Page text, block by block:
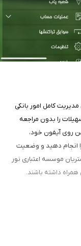
مدیریت کامل امور بانکی
را بدون مراجعه
روی آیفون خود،
انجام دهید و وضعیت
موسسه اعتباری نور
همراه داشته باشند.